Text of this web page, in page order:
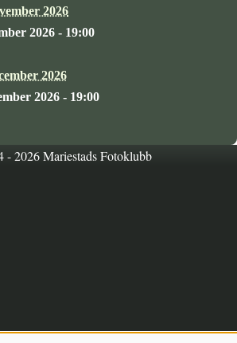
2026
2026 - 19:00
2026
2026 - 19:00
- 2026 Mariestads Fotoklubb